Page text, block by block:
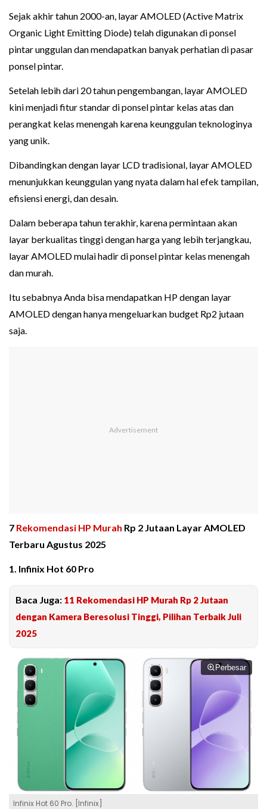
Sejak akhir tahun 2000-an, layar AMOLED (Active Matrix
Organic Light Emitting Diode) telah digunakan di ponsel
pintar unggulan dan mendapatkan banyak perhatian di pasar
ponsel pintar.
Setelah lebih dari 20 tahun pengembangan, layar AMOLED
kini menjadi fitur standar di ponsel pintar kelas atas dan
perangkat kelas menengah karena keunggulan teknologinya
yang unik.
Dibandingkan dengan layar LCD tradisional, layar AMOLED
menunjukkan keunggulan yang nyata dalam hal efek tampilan,
efisiensi energi, dan desain.
Dalam beberapa tahun terakhir, karena permintaan akan
layar berkualitas tinggi dengan harga yang lebih terjangkau,
layar AMOLED mulai hadir di ponsel pintar kelas menengah
dan murah.
Itu sebabnya Anda bisa mendapatkan HP dengan layar
AMOLED dengan hanya mengeluarkan budget Rp2 jutaan
saja.
7 Rekomendasi HP Murah Rp 2 Jutaan Layar AMOLED
Terbaru Agustus 2025
1. Infinix Hot 60 Pro
Baca Juga: 11 Rekomendasi HP Murah Rp 2 Jutaan
dengan Kamera Beresolusi Tinggi, Pilihan Terbaik Juli
2025
Perbesar
Infinix Hot 60 Pro. [Infinix]